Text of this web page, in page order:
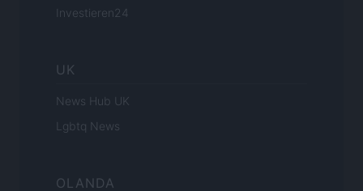
Investieren24
UK
News Hub UK
Lgbtq News
OLANDA